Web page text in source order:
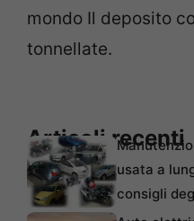
mondo Il deposito
tonnellate.
Articoli recenti
usata a
consigli